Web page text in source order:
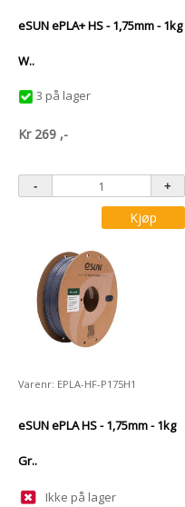
eSUN ePLA+ HS - 1,75mm - 1kg
W..
3 på lager
Kr 269 ,-
Kjøp
Varenr: EPLA-HF-P175H1
eSUN ePLA HS - 1,75mm - 1kg
Gr..
Ikke på lager